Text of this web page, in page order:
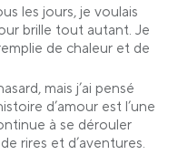
les jours, je voulais
brille tout autant. Je
de chaleur et de
mais j’ai pensé
d’amour est l’une
à se dérouler
rires et d’aventures.